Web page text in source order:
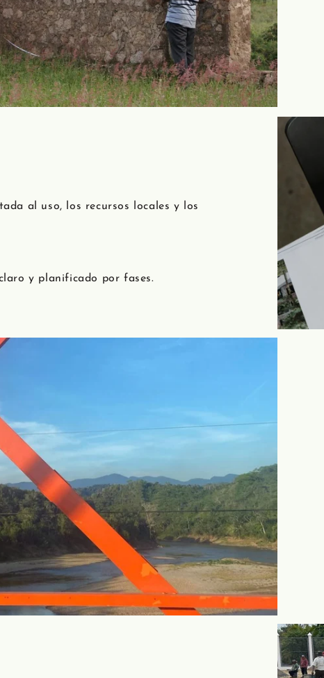
al uso, los recursos locales y los
y planificado por fases.